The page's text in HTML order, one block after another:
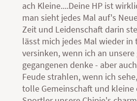
ach Kleine....Deine HP ist
man sieht jedes Mal auf's
Zeit und Leidenschaft darin
lässt mich jedes Mal wieder in
versinken, wenn ich an
gegangenen denke - aber
Feude strahlen, wenn ich
tolle Gemeinschaft und kleine